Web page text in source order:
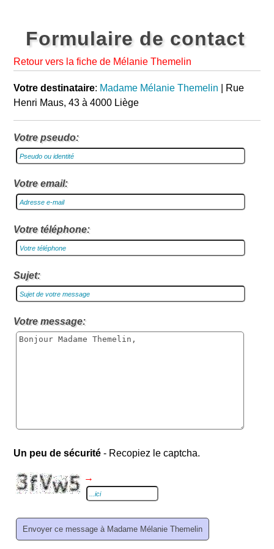
Formulaire de contact
Retour vers la fiche de Mélanie Themelin
Votre destinataire: Madame Mélanie Themelin | Rue
Henri Maus, 43 à 4000 Liège
Votre pseudo:
Votre email:
Votre téléphone:
Sujet:
Votre message:
Un peu de sécurité - Recopiez le captcha.
→